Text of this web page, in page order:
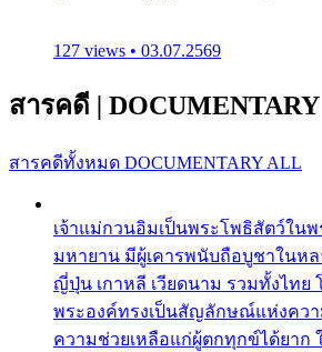
127 views • 03.07.2569
สารคดี | DOCUMENTARY
สารคดีทั้งหมด DOCUMENTARY ALL
เจ้าแม่กวนอิมเป็นพระโพธิสัตว์ใน
มหายาน มีผู้เคารพนับถือบูชาในหล
ญี่ปุ่น เกาหลี เวียดนาม รวมทั้งไทย
พระองค์ทรงเป็นสัญลักษณ์แห่งคว
ความช่วยเหลือแก่ผู้ตกทุกข์ได้ยาก